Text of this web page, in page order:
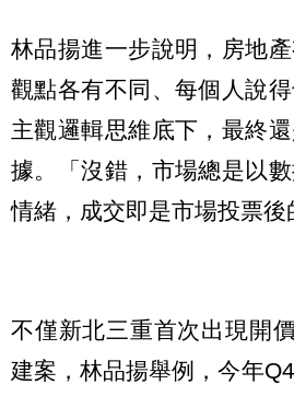
林品揚進一步說明，房地
觀點各有不同、每個人說
主觀邏輯思維底下，最終
據。「沒錯，市場總是以
情緒，成交即是市場投票後
不僅新北三重首次出現開
建案，林品揚舉例，今年